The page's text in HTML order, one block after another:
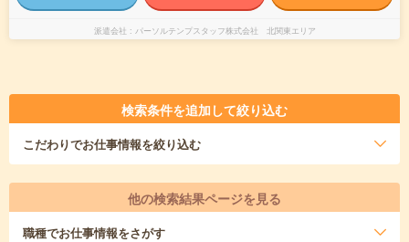
派遣会社 パーソルテンプスタッフ株式会社 北関東エリア
検索条件を追加して絞り込む
こだわりでお仕事情報を絞り込む
他の検索結果ページを見る
職種でお仕事情報をさがす